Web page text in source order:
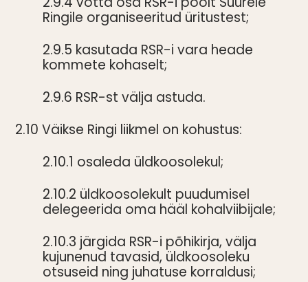
Ringile organiseeritud üritustest;
2.9.5 kasutada RSR-i vara heade
kommete kohaselt;
2.9.6 RSR-st välja astuda.
2.10 Väikse Ringi liikmel on kohustus:
2.10.1 osaleda üldkoosolekul;
2.10.2 üldkoosolekult puudumisel
delegeerida oma hääl kohalviibijale;
2.10.3 järgida RSR-i põhikirja, välja
kujunenud tavasid, üldkoosoleku
otsuseid ning juhatuse korraldusi;